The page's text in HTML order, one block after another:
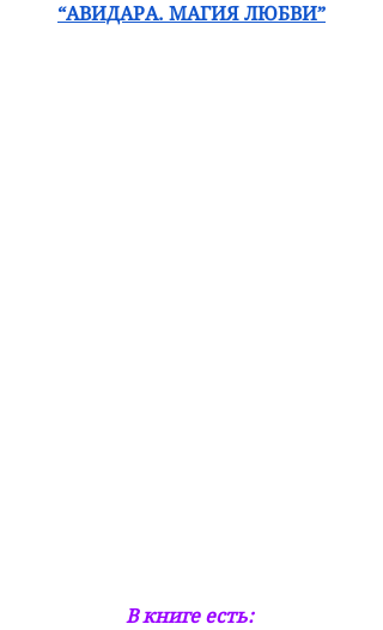
“АВИДАРА. МАГИЯ ЛЮБВИ”
В книге есть: